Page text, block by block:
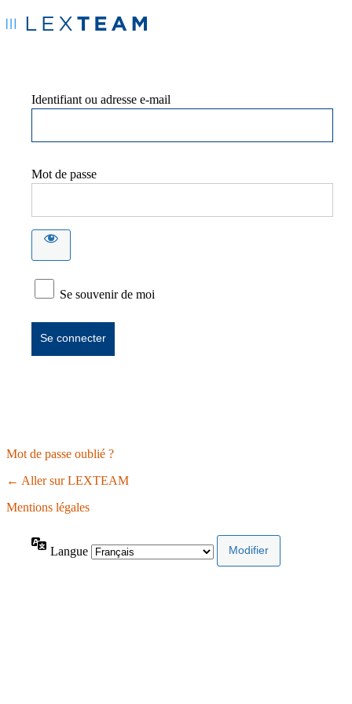
Identifiant ou adresse e-mail
Mot de passe
Se souvenir de moi
Mot de passe oublié ?
← Aller sur LEXTEAM
Mentions légales
Langue